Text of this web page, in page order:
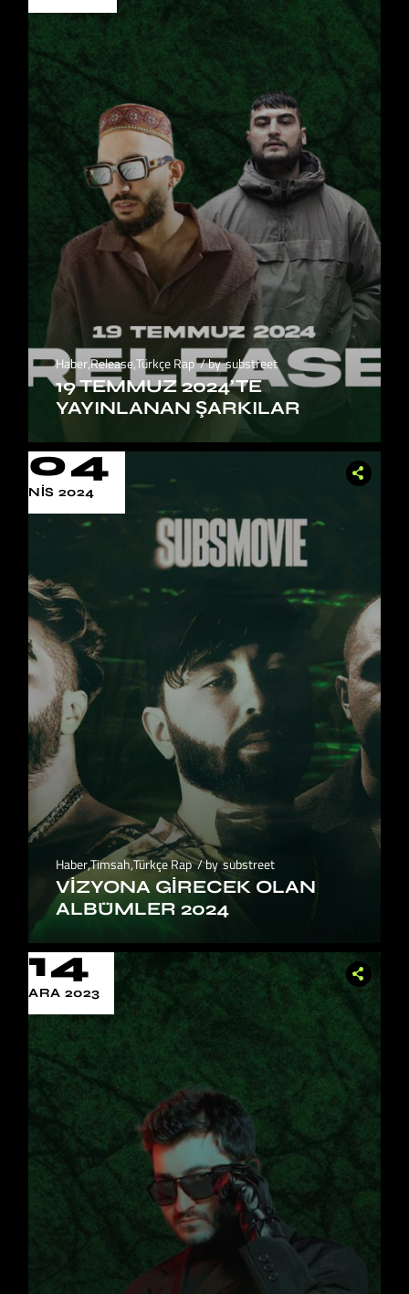
Haber,Release,Türkçe Rap by substreet
19 TEMMUZ 2024’TE
YAYINLANAN ŞARKILAR
04
NIS 2024
Haber,Timsah,Türkçe Rap by substreet
VIZYONA GIRECEK OLAN
ALBÜMLER 2024
14
ARA 2023